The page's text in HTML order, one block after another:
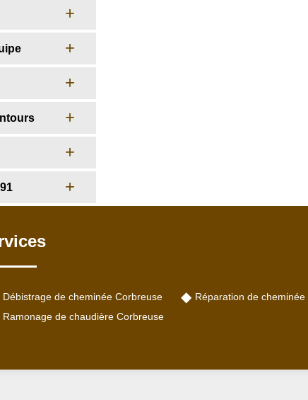
Débistrage de cheminée Corbreuse
Ramonage de chaudière Corbreuse
Réparation de